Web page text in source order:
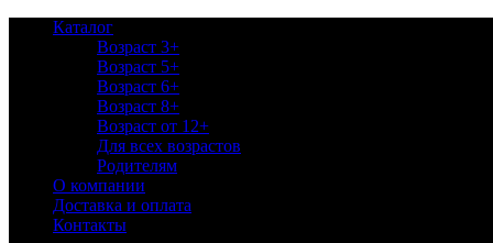
Каталог
Возраст 3+
Возраст 5+
Возраст 6+
Возраст 8+
Возраст от 12+
Для всех возрастов
Родителям
О компании
Доставка и оплата
Контакты